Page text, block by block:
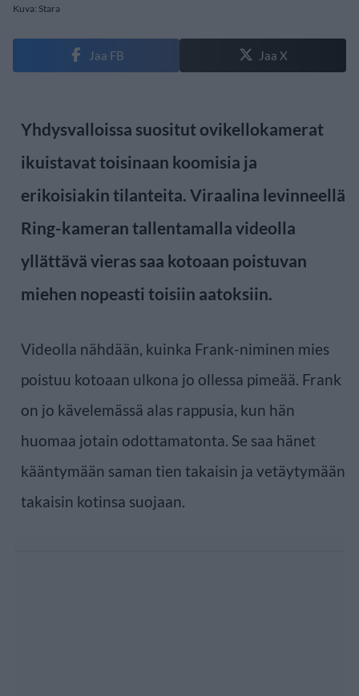
Kuva: Stara
Jaa FB Jaa X
Yhdysvalloissa suositut ovikellokamerat
ikuistavat toisinaan koomisia ja
erikoisiakin tilanteita. Viraalina levinneellä
Ring-kameran tallentamalla videolla
yllättävä vieras saa kotoaan poistuvan
miehen nopeasti toisiin aatoksiin.
Videolla nähdään, kuinka Frank-niminen mies
poistuu kotoaan ulkona jo ollessa pimeää. Frank
on jo kävelemässä alas rappusia, kun hän
huomaa jotain odottamatonta. Se saa hänet
kääntymään saman tien takaisin ja vetäytymään
takaisin kotinsa suojaan.